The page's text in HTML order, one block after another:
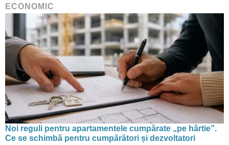
ECONOMIC
Noi reguli pentru apartamentele cumpărate „pe hârtie”.
Ce se schimbă pentru cumpărători și dezvoltatori